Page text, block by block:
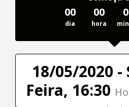
00
dia
00
hora
18/05/2020 -
Feira, 16:30